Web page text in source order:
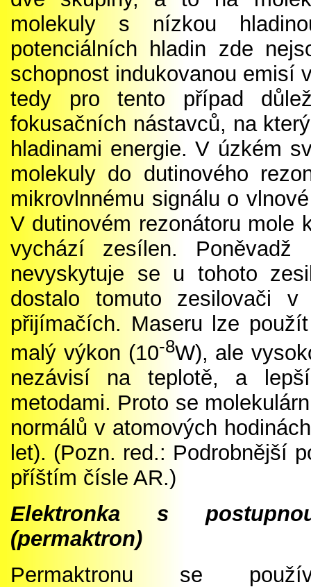
molekuly s nízkou
potenciálních hladin zde
schopnost indukovanou emisí
tedy pro tento případ
fokusačních nástavců, na
hladinami energie. V úzkém
molekuly do dutinového
mikrovlnnému signálu o
V dutinovém rezonátoru mole
vychází zesílen. Poněvadž
nevyskytuje se u tohoto
dostalo tomuto zesilovači v
přijímačích. Maseru lze
malý výkon (10-8W), ale
nezávisí na teplotě, a
metodami. Proto se
normálů v atomových
let). (Pozn. red.: Podrobnější
příštím čísle AR.)
Elektronka s
(permaktron)
Permaktronu se